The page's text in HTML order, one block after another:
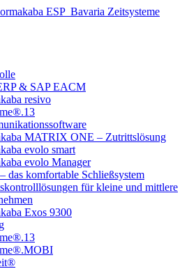
& SAP EACM
resivo
MATRIX ONE – Zutrittslösung
evolo smart
evolo Manager
das komfortable Schließsystem
für kleine und mittlere
Exos 9300